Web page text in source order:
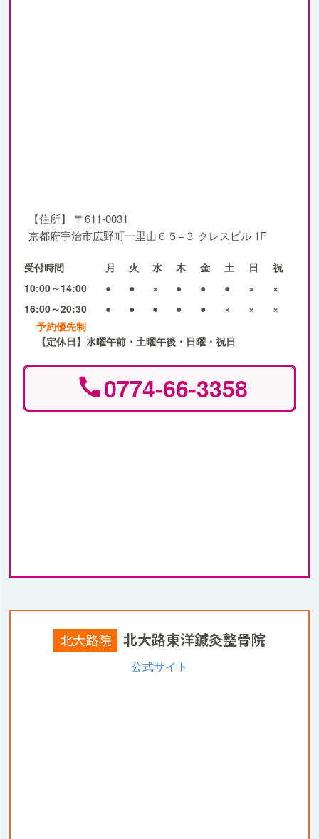
【住所】
〒611-0031
京都府宇治市広野町一里山６５−３ クレスビル 1F
受付時間 月 火 水 木 金 土 日
祝
10:00～14:00
● ● × ● ● ● ×
×
16:00～20:30
● ● ● ● ● × ×
×
予約優先制
【定休日】水曜午前・土曜午後・日曜・祝日
0774-66-3358
北大路院 北大路東洋鍼灸整骨院
公式サイト